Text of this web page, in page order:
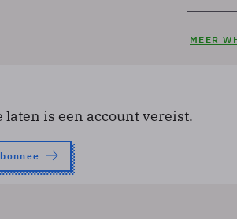
MEER
laten is een account vereist.